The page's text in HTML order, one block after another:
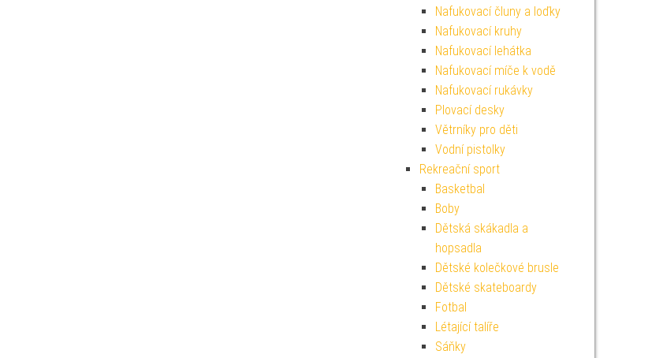
Nafukovací čluny a loďky
Nafukovací kruhy
Nafukovací lehátka
Nafukovací míče k vodě
Nafukovací rukávky
Plovací desky
Větrníky pro děti
Vodní pistolky
Rekreační sport
Basketbal
Boby
Dětská skákadla a
hopsadla
Dětské kolečkové brusle
Dětské skateboardy
Fotbal
Létající talíře
Sáňky